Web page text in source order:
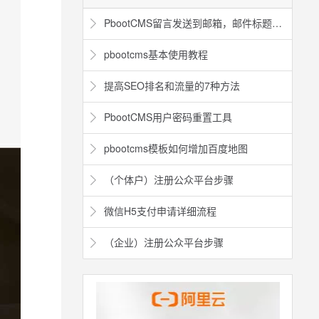
PbootCMS留言发送到邮箱，邮件标题如何修改
pbootcms基本使用教程
提高SEO排名和流量的7种方法
PbootCMS用户密码重置工具
pbootcms模板如何增加百度地图
（个体户）注册公众平台步骤
微信H5支付申请详细流程
（企业）注册公众平台步骤